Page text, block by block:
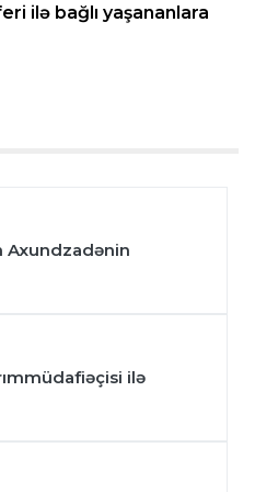
ilə bağlı yaşananlara
Axundzadənin
ilə